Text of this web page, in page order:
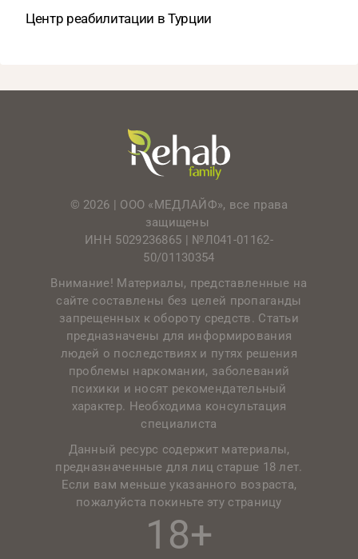
Центр реабилитации в Турции
© 2026 | ООО «МЕДЛАЙФ», все права
защищены
ИНН 5029236865 | №Л041-01162-
50/01130354
Внимание! Материалы, представленные на
сайте составлены без целей пропаганды
запрещенных к обороту средств. Статьи
предназначены для информирования
людей о последствиях и путях решения
проблемы наркомании, заболеваний
психики и носят рекомендательный
характер. Необходима консультация
специалиста
Данный ресурс содержит материалы,
предназначенные для лиц старше 18 лет.
Если вам меньше указанного возраста,
пожалуйста покиньте эту страницу
18+